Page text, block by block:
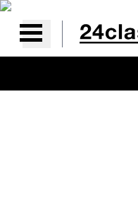
Open main menu